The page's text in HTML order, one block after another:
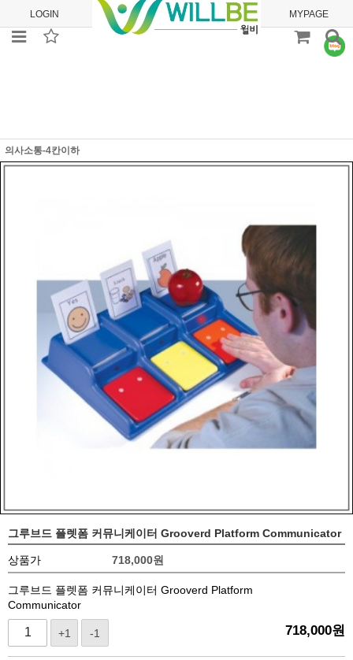
LOGIN JOIN ORDER MYPAGE
의사소통-4칸이하
그루브드 플렛폼 커뮤니케이터 Grooverd Platform Communicator
상품가 718,000원
그루브드 플렛폼 커뮤니케이터 Grooverd Platform
Communicator
+1 -1 718,000원